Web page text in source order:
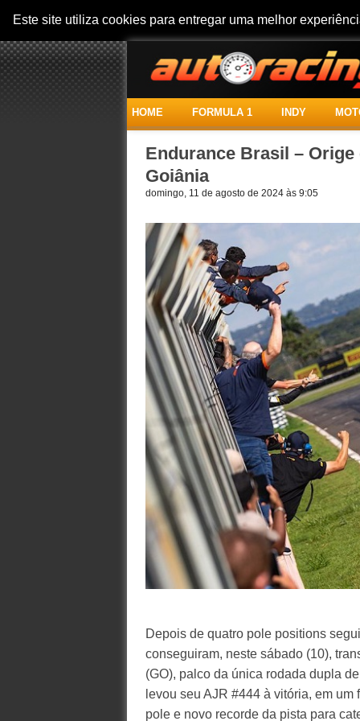
Este site utiliza cookies para entregar uma melhor
HOME FORMULA 1 INDY
Endurance Brasil –
Goiânia
domingo, 11 de agosto de 2024 às 9:05
Depois de quatro pole positions
conseguiram, neste sábado (10),
(GO), palco da única rodada dupla
levou seu AJR #444 à vitória, em
pole e novo recorde da pista para